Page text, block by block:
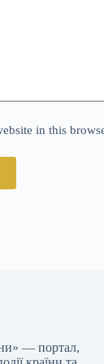
in this
— портал,